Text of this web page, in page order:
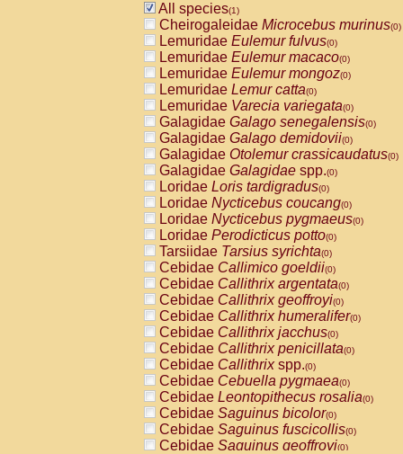
All species(1)
Cheirogaleidae Microcebus murinus(0)
Lemuridae Eulemur fulvus(0)
Lemuridae Eulemur macaco(0)
Lemuridae Eulemur mongoz(0)
Lemuridae Lemur catta(0)
Lemuridae Varecia variegata(0)
Galagidae Galago senegalensis(0)
Galagidae Galago demidovii(0)
Galagidae Otolemur crassicaudatus(0)
Galagidae Galagidae spp.(0)
Loridae Loris tardigradus(0)
Loridae Nycticebus coucang(0)
Loridae Nycticebus pygmaeus(0)
Loridae Perodicticus potto(0)
Tarsiidae Tarsius syrichta(0)
Cebidae Callimico goeldii(0)
Cebidae Callithrix argentata(0)
Cebidae Callithrix geoffroyi(0)
Cebidae Callithrix humeralifer(0)
Cebidae Callithrix jacchus(0)
Cebidae Callithrix penicillata(0)
Cebidae Callithrixspp.(0)
Cebidae Cebuella pygmaea(0)
Cebidae Leontopithecus rosalia(0)
Cebidae Saguinus bicolor(0)
Cebidae Saguinus fuscicollis(0)
Cebidae Saguinus geoffroyi(0)